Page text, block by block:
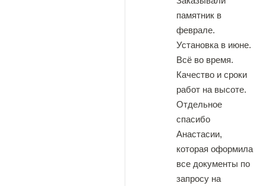
памятник в
феврале.
Установка в июне.
Всё во время.
Качество и сроки
работ на высоте.
Отдельное
спасибо
Анастасии,
которая оформила
все документы по
запросу на